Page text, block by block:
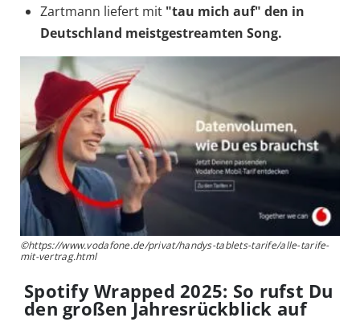
Zartmann liefert mit "tau mich auf" den in
Deutschland meistgestreamten Song.
©https://www.vodafone.de/privat/handys-tablets-tarife/alle-tarife-
mit-vertrag.html
Spotify Wrapped 2025: So rufst Du
den großen Jahresrückblick auf